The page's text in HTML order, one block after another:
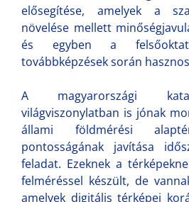
elősegítése, amelyek a
növelése mellett
és egyben a
továbbképzések során
A magyarországi
világviszonylatban is jónak
állami földmérési
pontosságának javítása
feladat. Ezeknek a
felméréssel készült, de
amelyek digitális térképei